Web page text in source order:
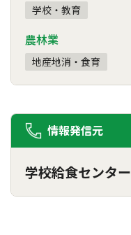
学校・教育
農林業
地産地消・食育
情報発信元
学校給食センター